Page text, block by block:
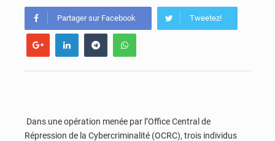
Partager sur Facebook Tweetez!
Dans une opération menée par l’Office Central de
Répression de la Cybercriminalité (OCRC), trois individus